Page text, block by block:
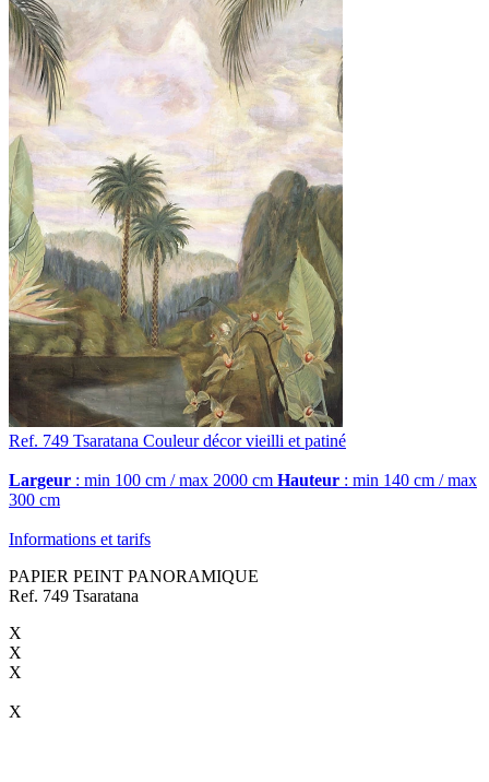
Ref. 749 Tsaratana Couleur décor vieilli et patiné
Largeur : min 100 cm / max 2000 cm Hauteur : min 140 cm / max
300 cm
Informations et tarifs
PAPIER PEINT PANORAMIQUE
Ref. 749 Tsaratana
X
X
X
X